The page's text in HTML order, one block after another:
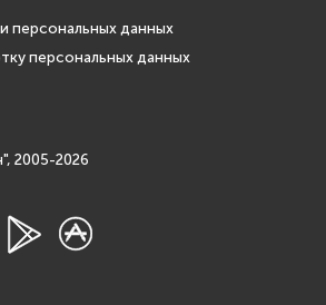
персональных данных
персональных данных
2005-2026